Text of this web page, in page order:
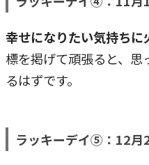
幸せになりたい気持ちに
標を掲げて頑張ると、
るはずです。
ラッキーデイ⑤：12月